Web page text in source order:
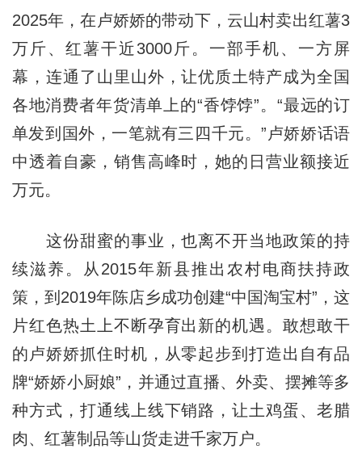
2025年，在卢娇娇的带动下，云山村卖出红薯3
万斤、红薯干近3000斤。一部手机、一方屏
幕，连通了山里山外，让优质土特产成为全国
各地消费者年货清单上的“香饽饽”。“最远的订
单发到国外，一笔就有三四千元。”卢娇娇话语
中透着自豪，销售高峰时，她的日营业额接近
万元。
这份甜蜜的事业，也离不开当地政策的持
续滋养。从2015年新县推出农村电商扶持政
策，到2019年陈店乡成功创建“中国淘宝村”，这
片红色热土上不断孕育出新的机遇。敢想敢干
的卢娇娇抓住时机，从零起步到打造出自有品
牌“娇娇小厨娘”，并通过直播、外卖、摆摊等多
种方式，打通线上线下销路，让土鸡蛋、老腊
肉、红薯制品等山货走进千家万户。